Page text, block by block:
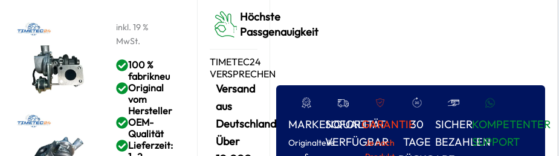
inkl. 19 %
MwSt.
100 %
fabrikneu
Original
vom
Hersteller
OEM-
Qualität
Lieferzeit:
Höchste
Passgenauigkeit
TIMETEC24
VERSPRECHEN
Versand
aus
Deutschland
Über
MARKENQUALITÄT
Originalteile
SOFORT
VERFÜGBAR
GARANTIE
Je nach
30
TAGE
SICHER
BEZAHLEN
KOMPETENTER
SUPPORT